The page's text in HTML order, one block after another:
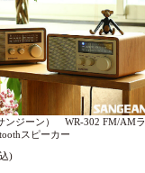
ンジーン） WR-302 FM/AMラ
スピーカー
)